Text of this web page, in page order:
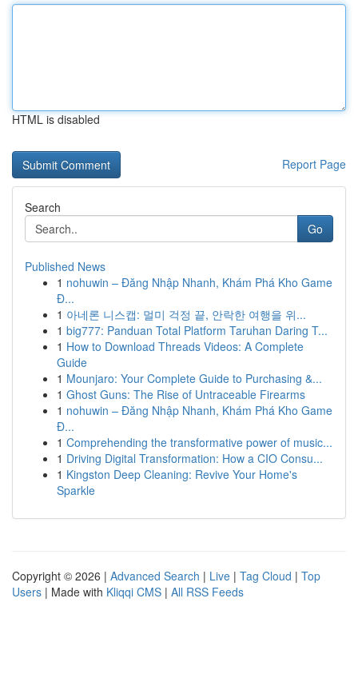
HTML is disabled
Report Page
Search
Go
Published News
1 nohuwin – Đăng Nhập Nhanh, Khám Phá Kho Game
Đ...
1 아네론 니스캡: 멀미 걱정 끝, 안락한 여행을 위...
1 big777: Panduan Total Platform Taruhan Daring T...
1 How to Download Threads Videos: A Complete
Guide
1 Mounjaro: Your Complete Guide to Purchasing &...
1 Ghost Guns: The Rise of Untraceable Firearms
1 nohuwin – Đăng Nhập Nhanh, Khám Phá Kho Game
Đ...
1 Comprehending the transformative power of music...
1 Driving Digital Transformation: How a CIO Consu...
1 Kingston Deep Cleaning: Revive Your Home's
Sparkle
Copyright © 2026 | Advanced Search | Live | Tag Cloud | Top
Users | Made with Kliqqi CMS | All RSS Feeds